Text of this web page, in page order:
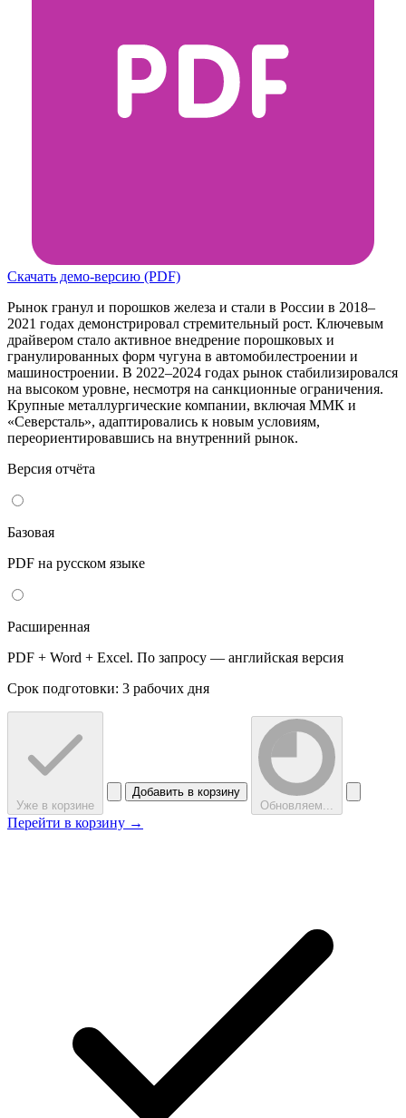
Скачать демо-версию (PDF)
Рынок гранул и порошков железа и стали в России в 2018–
2021 годах демонстрировал стремительный рост. Ключевым
драйвером стало активное внедрение порошковых и
гранулированных форм чугуна в автомобилестроении и
машиностроении. В 2022–2024 годах рынок стабилизировался
на высоком уровне, несмотря на санкционные ограничения.
Крупные металлургические компании, включая ММК и
«Северсталь», адаптировались к новым условиям,
переориентировавшись на внутренний рынок.
Версия отчёта
Базовая
PDF на русском языке
Расширенная
PDF + Word + Excel. По запросу — английская версия
Срок подготовки: 3 рабочих дня
Уже в корзине
Добавить в корзину
Обновляем...
Перейти в корзину →